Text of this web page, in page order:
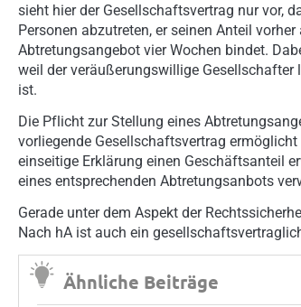
sieht hier der Gesellschaftsvertrag nur vor,
Personen abzutreten, er seinen Anteil
Abtretungsangebot vier Wochen bindet.
weil der veräußerungswillige
ist.
Die Pflicht zur Stellung eines
vorliegende Gesellschaftsvertrag
einseitige Erklärung einen Geschäftsanteil
eines entsprechenden Abtretungsanbots
Gerade unter dem Aspekt der
Nach hA ist auch ein
Ähnliche Beiträge